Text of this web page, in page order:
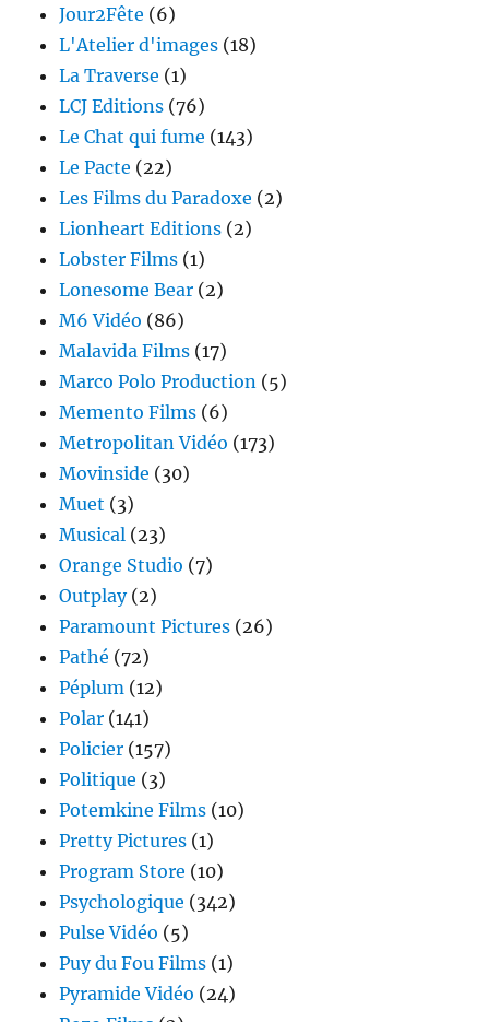
Jour2Fête (6)
L'Atelier d'images (18)
La Traverse (1)
LCJ Editions (76)
Le Chat qui fume (143)
Le Pacte (22)
Les Films du Paradoxe (2)
Lionheart Editions (2)
Lobster Films (1)
Lonesome Bear (2)
M6 Vidéo (86)
Malavida Films (17)
Marco Polo Production (5)
Memento Films (6)
Metropolitan Vidéo (173)
Movinside (30)
Muet (3)
Musical (23)
Orange Studio (7)
Outplay(2)
Paramount Pictures (26)
Pathé (72)
Péplum (12)
Polar (141)
Policier (157)
Politique (3)
Potemkine Films (10)
Pretty Pictures (1)
Program Store (10)
Psychologique (342)
Pulse Vidéo (5)
Puy du Fou Films (1)
Pyramide Vidéo (24)